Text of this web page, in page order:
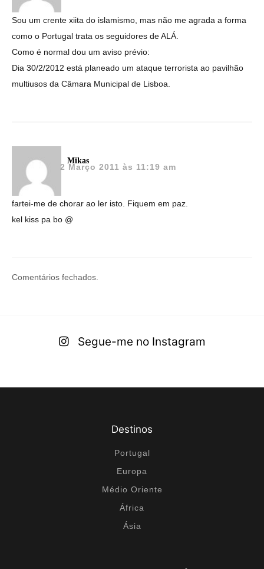
Sou um crente xiita do islamismo, mas não me agrada a forma
como o Portugal trata os seguidores de ALÁ.
Como é normal dou um aviso prévio:
Dia 30/2/2012 está planeado um ataque terrorista ao pavilhão
multiusos da Câmara Municipal de Lisboa.
Mikas
2 Março 2011 às 11:19 am
fartei-me de chorar ao ler isto. Fiquem em paz.
kel kiss pa bo @
Comentários fechados.
Segue-me no Instagram
Destinos
Portugal
Europa
Médio Oriente
África
Ásia